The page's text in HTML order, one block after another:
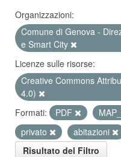
Organizzazioni:
Comune di Genova -
e Smart City
Licenze sulle risorse:
Creative Commons
4.0)
Formati:
PDF
privato
abitazioni
Risultato del Filtro